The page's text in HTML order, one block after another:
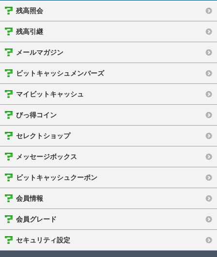
残高照会
残高引継
メールマガジン
ビットキャッシュメンバーズ
マイビットキャッシュ
びっ得コイン
セレクトショップ
メッセージボックス
ビットキャッシュクーポン
会員情報
会員グレード
セキュリティ設定